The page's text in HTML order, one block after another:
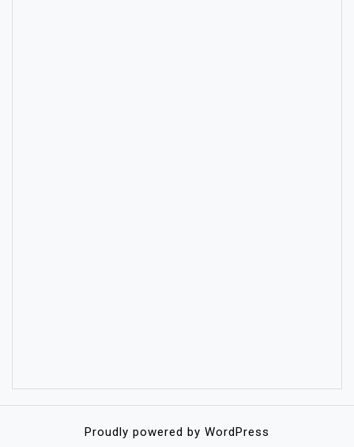
Proudly powered by WordPress